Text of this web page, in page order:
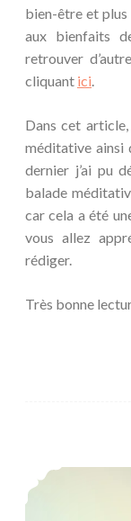
bien-être et
aux bienfaits
retrouver
cliquant ici.
Dans cet
méditative ainsi
dernier j’ai pu
balade
car cela a été
vous allez
rédiger.
Très bonne